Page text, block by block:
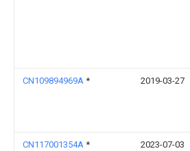
CN109894969A * 2019-03-27
CN117001354A * 2023-07-03